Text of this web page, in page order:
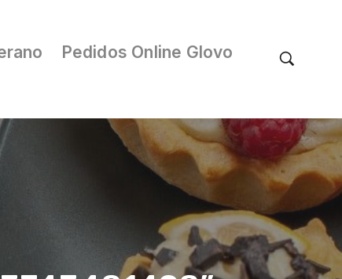
Pedidos Online Glovo